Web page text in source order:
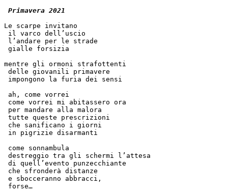
Primavera 2021
Le scarpe invitano
il varco dell’uscio
l’andare per le strade
gialle forsizia
mentre gli ormoni strafottenti
delle giovanili primavere
impongono la furia dei sensi
ah, come vorrei
come vorrei mi abitassero ora
per mandare alla malora
tutte queste prescrizioni
che sanificano i giorni
in pigrizie disarmanti
come sonnambula
destreggio tra gli schermi l’attesa
di quell’evento punzecchiante
che sfronderà distanze
e sbocceranno abbracci,
forse…